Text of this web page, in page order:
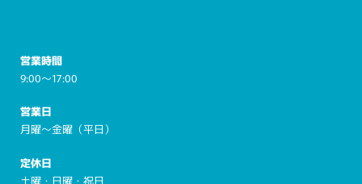
営業時間
9:00～17:00
営業日
月曜～金曜（平日）
定休日
土曜・日曜・祝日